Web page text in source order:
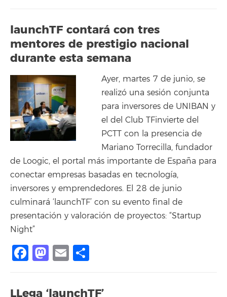
launchTF contará con tres
mentores de prestigio nacional
durante esta semana
Ayer, martes 7 de junio, se
realizó una sesión conjunta
para inversores de UNIBAN y
el del Club TFinvierte del
PCTT con la presencia de
Mariano Torrecilla, fundador
de Loogic, el portal más importante de España para
conectar empresas basadas en tecnología,
inversores y emprendedores. El 28 de junio
culminará ‘launchTF’ con su evento final de
presentación y valoración de proyectos: “Startup
Night”
Facebook
Mastodon
Email
LLega ‘launchTF’